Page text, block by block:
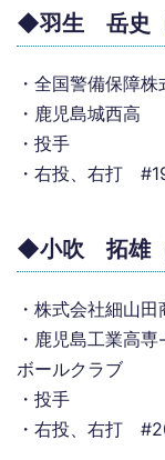
◆羽生 岳史
・全国警備保障株
・鹿児島城西高
・投手
・右投、右打
◆小吹 拓雄
・株式会社細山田
・鹿児島工業高
ボールクラブ
・投手
・右投、右打